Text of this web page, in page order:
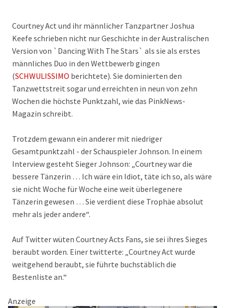
Courtney Act und ihr männlicher Tanzpartner Joshua
Keefe schrieben nicht nur Geschichte in der Australischen
Version von `Dancing With The Stars` als sie als erstes
männliches Duo in den Wettbewerb gingen
(SCHWULISSIMO berichtete). Sie dominierten den
Tanzwettstreit sogar und erreichten in neun von zehn
Wochen die höchste Punktzahl, wie das PinkNews-
Magazin schreibt.
Trotzdem gewann ein anderer mit niedriger
Gesamtpunktzahl - der Schauspieler Johnson. In einem
Interview gesteht Sieger Johnson: „Courtney war die
bessere Tänzerin … Ich wäre ein Idiot, täte ich so, als wäre
sie nicht Woche für Woche eine weit überlegenere
Tänzerin gewesen … Sie verdient diese Trophäe absolut
mehr als jeder andere“.
Auf Twitter wüten Courtney Acts Fans, sie sei ihres Sieges
beraubt worden. Einer twitterte: „Courtney Act wurde
weitgehend beraubt, sie führte buchstäblich die
Bestenliste an.“
Anzeige